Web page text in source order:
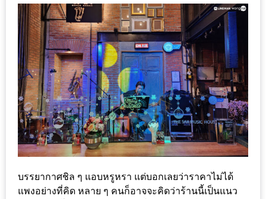
งาน
เดียว
ทั้ง
ช้อป
กิน
เที่ยว
พร้อม
โปร
โม
ชั่น
สำหรับ
คน
บรรยากาศชิล ๆ แอบหรูหรา แต่บอกเลยว่าราคาไม่ได้
แพงอย่างที่คิด หลาย ๆ คนก็อาจจะคิดว่าร้านนี้เป็นแนว